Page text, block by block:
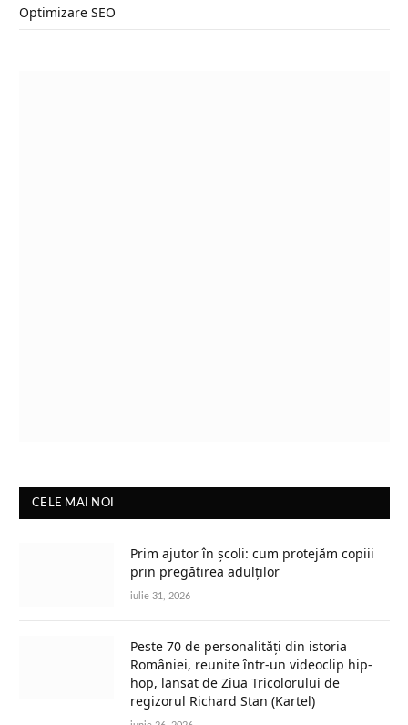
Optimizare SEO
CELE MAI NOI
Prim ajutor în școli: cum protejăm copiii
prin pregătirea adulților
iulie 31, 2026
Peste 70 de personalități din istoria
României, reunite într-un videoclip hip-
hop, lansat de Ziua Tricolorului de
regizorul Richard Stan (Kartel)